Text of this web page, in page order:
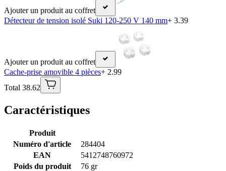
Ajouter un produit au coffret
Détecteur de tension isolé Suki 120-250 V 140 mm+ 3.39
Ajouter un produit au coffret
Cache-prise amovible 4 pièces+ 2.99
Total 38.62
Caractéristiques
Produit
Numéro d'article
284404
EAN
5412748760972
Poids du produit
76 gr